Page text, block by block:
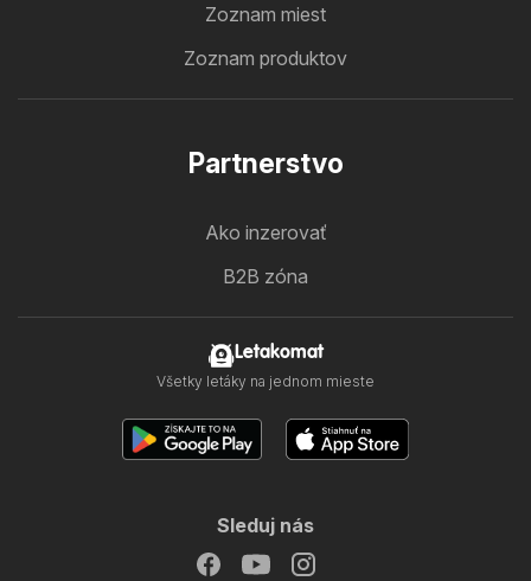
Zoznam miest
Zoznam produktov
Partnerstvo
Ako inzerovať
B2B zóna
Letakomat
Všetky letáky na jednom mieste
Sleduj nás